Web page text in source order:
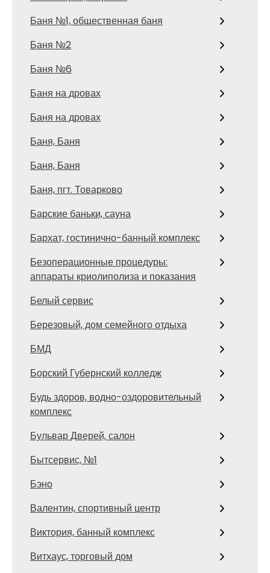
Баня №1, общественная баня
Баня №2
Баня №6
Баня на дровах
Баня на дровах
Баня, Баня
Баня, Баня
Баня, пгт. Товарково
Барские баньки, сауна
Бархат, гостинично-банный комплекс
Безоперационные процедуры:
аппараты криолиполиза и показания
Белый сервис
Березовый, дом семейного отдыха
БМД
Борский Губернский колледж
Будь здоров, водно-оздоровительный
комплекс
Бульвар Дверей, салон
Бытсервис, №1
Бэно
Валентин, спортивный центр
Виктория, банный комплекс
Витхаус, торговый дом